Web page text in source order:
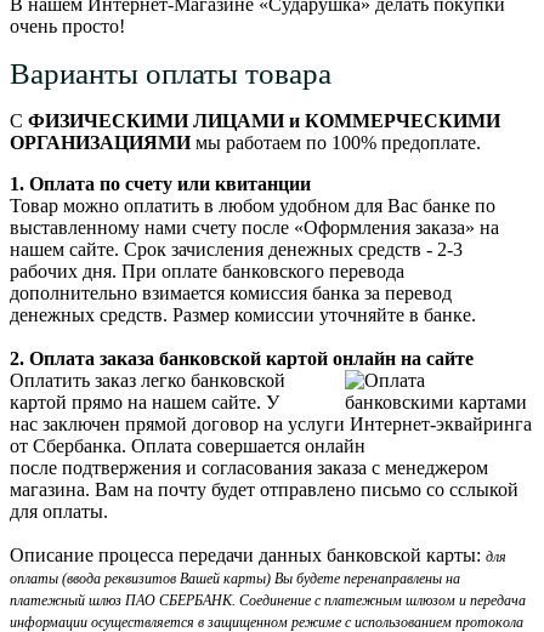
очень просто!
Варианты оплаты товара
С ФИЗИЧЕСКИМИ ЛИЦАМИ и КОММЕРЧЕСКИМИ
ОРГАНИЗАЦИЯМИмы работаем по 100% предоплате.
1. Оплата по счету или квитанции
Товар можно оплатить в любом удобном для Вас банке по
выставленному нами счету после «Оформления заказа» на
нашем сайте. Срок зачисления денежных средств - 2-3
рабочих дня. При оплате банковского перевода
дополнительно взимается комиссия банка за перевод
денежных средств. Размер комиссии уточняйте в банке.
2. Оплата заказа банковской картой онлайн на сайте
Оплатить заказ легко банковской
картой прямо на нашем сайте. У
нас заключен прямой договор на услуги Интернет-эквайринга
от Сбербанка. Оплата совершается онлайн
после подтвержения и согласования заказа с менеджером
магазина. Вам на почту будет отправлено письмо со сслыкой
для оплаты.
Описание процесса передачи данных банковской карты: для
оплаты (ввода реквизитов Вашей карты) Вы будете перенаправлены на
платежный шлюз ПАО СБЕРБАНК. Соединение с платежным шлюзом и передача
информации осуществляется в защищенном режиме с использованием протокола